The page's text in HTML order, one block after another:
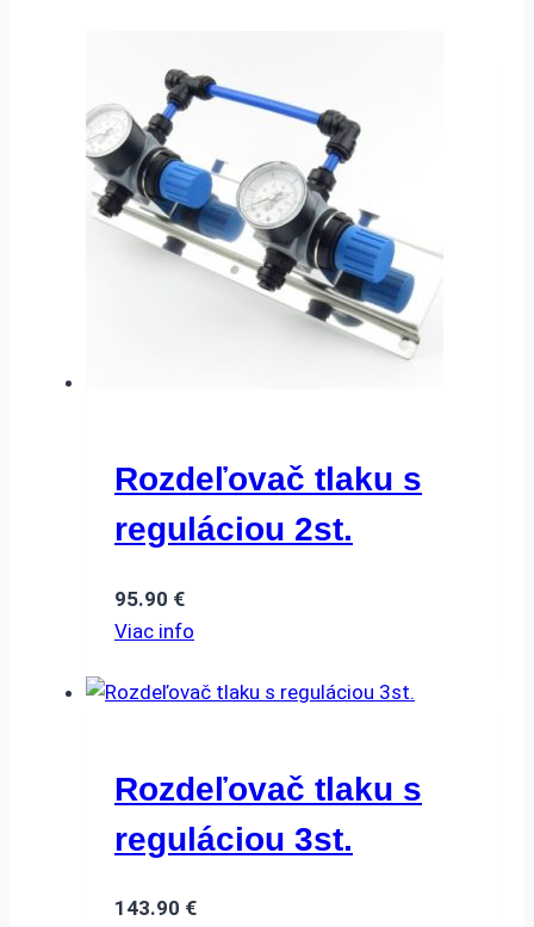
Rozdeľovač tlaku s
reguláciou 2st.
95.90 €
Viac info
Rozdeľovač tlaku s
reguláciou 3st.
143.90 €